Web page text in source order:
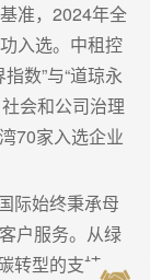
准，2024年全
入选。中租控
数”与“道琼永
会和公司治理
70家入选企业
际始终秉承母
户服务。从绿
型的支持，